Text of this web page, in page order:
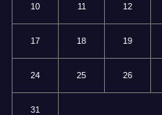
10 11 12
17 18 19
24 25 26
31